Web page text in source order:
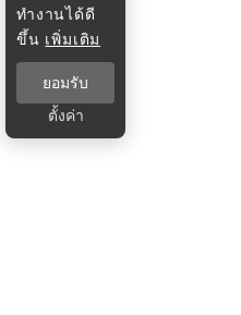
ทำงานได้ดี
ขึ้น เพิ่มเติม
ยอมรับ
ตั้งค่า